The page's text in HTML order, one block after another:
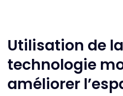
Utilisation de la
technologie
améliorer